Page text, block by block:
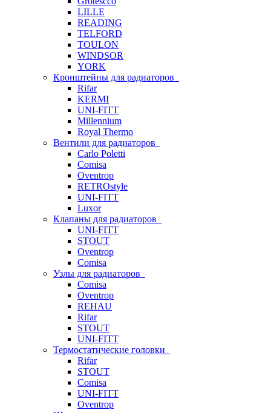
LILLE
READING
TELFORD
TOULON
WINDSOR
YORK
Кронштейны для радиаторов
Rifar
KERMI
UNI-FITT
Millennium
Royal Thermo
Вентили для радиаторов
Carlo Poletti
Comisa
Oventrop
RETROstyle
UNI-FITT
Luxor
Клапаны для радиаторов
UNI-FITT
STOUT
Oventrop
Comisa
Узлы для радиаторов
Comisa
Oventrop
REHAU
Rifar
STOUT
UNI-FITT
Термостатические головки
Rifar
STOUT
Comisa
UNI-FITT
Oventrop